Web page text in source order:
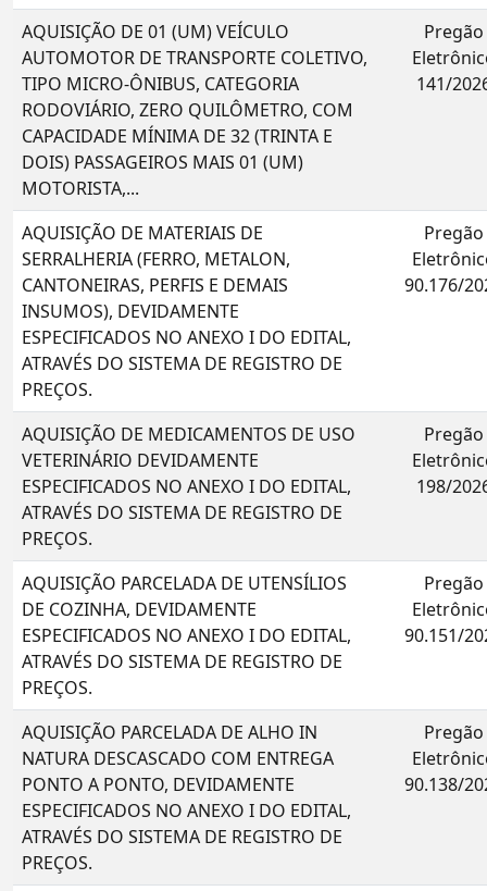
AQUISIÇÃO DE 01 (UM) VEÍCULO
AUTOMOTOR DE TRANSPORTE COLETIVO,
TIPO MICRO-ÔNIBUS, CATEGORIA
RODOVIÁRIO, ZERO QUILÔMETRO, COM
CAPACIDADE MÍNIMA DE 32 (TRINTA E
DOIS) PASSAGEIROS MAIS 01 (UM)
MOTORISTA,...
Pregão
141/
AQUISIÇÃO DE MATERIAIS DE
SERRALHERIA (FERRO, METALON,
CANTONEIRAS, PERFIS E DEMAIS
INSUMOS), DEVIDAMENTE
ESPECIFICADOS NO ANEXO I DO EDITAL,
ATRAVÉS DO SISTEMA DE REGISTRO DE
PREÇOS.
Pregão
90.176/
AQUISIÇÃO DE MEDICAMENTOS DE USO
VETERINÁRIO DEVIDAMENTE
ESPECIFICADOS NO ANEXO I DO EDITAL,
ATRAVÉS DO SISTEMA DE REGISTRO DE
PREÇOS.
Pregão
198/
AQUISIÇÃO PARCELADA DE UTENSÍLIOS
DE COZINHA, DEVIDAMENTE
ESPECIFICADOS NO ANEXO I DO EDITAL,
ATRAVÉS DO SISTEMA DE REGISTRO DE
PREÇOS.
Pregão
90.151/
AQUISIÇÃO PARCELADA DE ALHO IN
NATURA DESCASCADO COM ENTREGA
PONTO A PONTO, DEVIDAMENTE
ESPECIFICADOS NO ANEXO I DO EDITAL,
ATRAVÉS DO SISTEMA DE REGISTRO DE
PREÇOS.
Pregão
90.138/